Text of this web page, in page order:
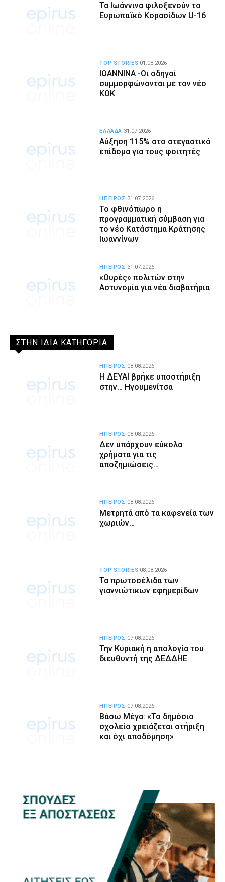
Τα Ιωάννινα φιλοξενούν το
Ευρωπαϊκό Κορασίδων U-16
ΙΩΑΝΝΙΝΑ -Οι οδηγοί
συμμορφώνονται με τον νέο
ΚΟΚ
TOP STORIES 01.08.2026
Αύξηση 115% στο στεγαστικό
επίδομα για τους φοιτητές
ΕΛΛΑΔΑ 31.07.2026
Το φθινόπωρο η
προγραμματική σύμβαση για
το νέο Κατάστημα Κράτησης
Ιωαννίνων
ΗΠΕΙΡΟΣ 31.07.2026
«Ουρές» πολιτών στην
Αστυνομία για νέα διαβατήρια
ΗΠΕΙΡΟΣ 31.07.2026
ΣΤΗΝ ΙΔΙΑ ΚΑΤΗΓΟΡΙΑ
Η ΔΕΥΑΙ βρήκε υποστήριξη
στην… Ηγουμενίτσα
ΗΠΕΙΡΟΣ 08.08.2026
Δεν υπάρχουν εύκολα
χρήματα για τις
αποζημιώσεις…
ΗΠΕΙΡΟΣ 08.08.2026
Μετρητά από τα καφενεία των
χωριών…
ΗΠΕΙΡΟΣ 08.08.2026
Τα πρωτοσέλιδα των
γιαννιώτικων εφημερίδων
TOP STORIES 08.08.2026
Την Κυριακή η απολογία του
διευθυντή της ΔΕΔΔΗΕ
ΗΠΕΙΡΟΣ 07.08.2026
Βάσω Μέγα: «Το δημόσιο
σχολείο χρειάζεται στήριξη
και όχι αποδόμηση»
ΗΠΕΙΡΟΣ 07.08.2026